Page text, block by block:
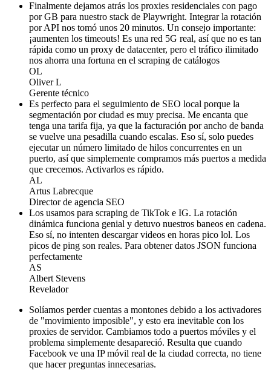
Finalmente dejamos atrás los proxies residenciales con pago
por GB para nuestro stack de Playwright. Integrar la rotación
por API nos tomó unos 20 minutos. Un consejo importante:
¡aumenten los timeouts! Es una red 5G real, así que no es tan
rápida como un proxy de datacenter, pero el tráfico ilimitado
nos ahorra una fortuna en el scraping de catálogos
OL
Oliver L
Gerente técnico
Es perfecto para el seguimiento de SEO local porque la
segmentación por ciudad es muy precisa. Me encanta que
tenga una tarifa fija, ya que la facturación por ancho de banda
se vuelve una pesadilla cuando escalas. Eso sí, solo puedes
ejecutar un número limitado de hilos concurrentes en un
puerto, así que simplemente compramos más puertos a medida
que crecemos. Activarlos es rápido.
AL
Artus Labrecque
Director de agencia SEO
Los usamos para scraping de TikTok e IG. La rotación
dinámica funciona genial y detuvo nuestros baneos en cadena.
Eso sí, no intenten descargar videos en horas pico lol. Los
picos de ping son reales. Para obtener datos JSON funciona
perfectamente
AS
Albert Stevens
Revelador
Solíamos perder cuentas a montones debido a los activadores
de "movimiento imposible", y esto era inevitable con los
proxies de servidor. Cambiamos todo a puertos móviles y el
problema simplemente desapareció. Resulta que cuando
Facebook ve una IP móvil real de la ciudad correcta, no tiene
que hacer preguntas innecesarias.